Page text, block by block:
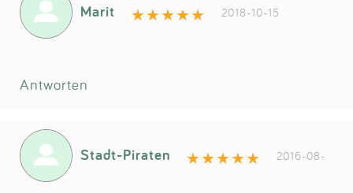
Marit 2018-10-15
Antworten
Stadt-Piraten 2016-08-